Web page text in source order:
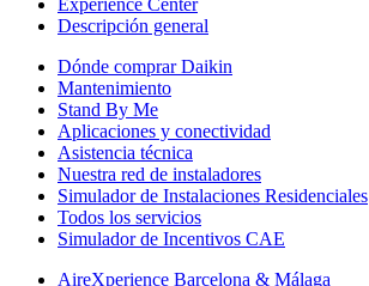
Experience Center
Descripción general
Dónde comprar Daikin
Mantenimiento
Stand By Me
Aplicaciones y conectividad
Asistencia técnica
Nuestra red de instaladores
Simulador de Instalaciones Residenciales
Todos los servicios
Simulador de Incentivos CAE
AireXperience Barcelona & Málaga